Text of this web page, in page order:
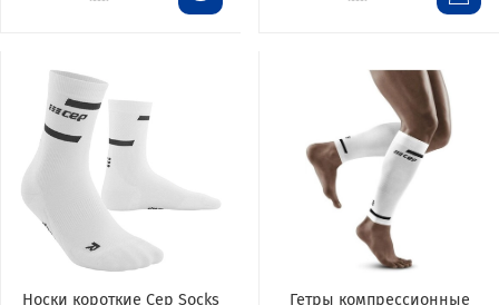
Носки короткие Cep Socks
Гетры компрессионные